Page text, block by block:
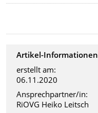
Artikel-Informationen
erstellt am:
06.11.2020
Ansprechpartner/in:
RiOVG Heiko Leitsch